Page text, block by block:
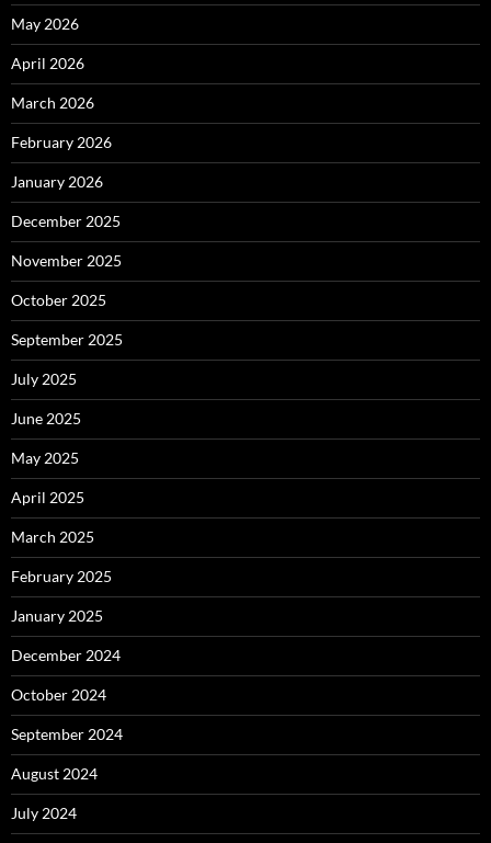
May 2026
April 2026
March 2026
February 2026
January 2026
December 2025
November 2025
October 2025
September 2025
July 2025
June 2025
May 2025
April 2025
March 2025
February 2025
January 2025
December 2024
October 2024
September 2024
August 2024
July 2024